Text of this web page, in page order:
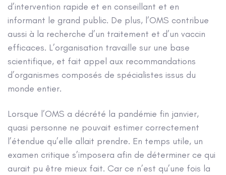
d’intervention rapide et en conseillant et en
informant le grand public. De plus, l’OMS contribue
aussi à la recherche d’un traitement et d’un vaccin
efficaces. L’organisation travaille sur une base
scientifique, et fait appel aux recommandations
d’organismes composés de spécialistes issus du
monde entier.
Lorsque l’OMS a décrété la pandémie fin janvier,
quasi personne ne pouvait estimer correctement
l’étendue qu’elle allait prendre. En temps utile, un
examen critique s’imposera afin de déterminer ce qui
aurait pu être mieux fait. Car ce n’est qu’une fois la